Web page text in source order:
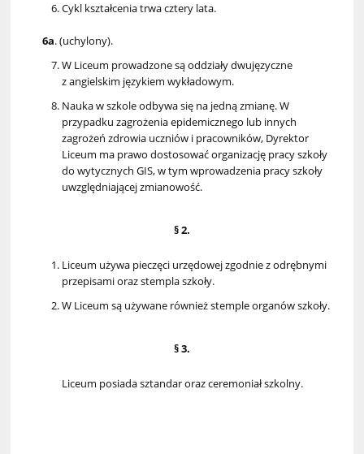
Cykl kształcenia trwa cztery lata.
6a. (uchylony).
W Liceum prowadzone są oddziały dwujęzyczne
z angielskim językiem wykładowym.
Nauka w szkole odbywa się na jedną zmianę. W
przypadku zagrożenia epidemicznego lub innych
zagrożeń zdrowia uczniów i pracowników, Dyrektor
Liceum ma prawo dostosować organizację pracy szkoły
do wytycznych GIS, w tym wprowadzenia pracy szkoły
uwzględniającej zmianowość.
§ 2.
Liceum używa pieczęci urzędowej zgodnie z odrębnymi
przepisami oraz stempla szkoły.
W Liceum są używane również stemple organów szkoły.
§ 3.
Liceum posiada sztandar oraz ceremoniał szkolny.